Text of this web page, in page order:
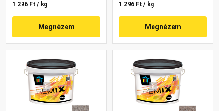
1 296 Ft / kg
Megnézem
1 296 Ft / kg
Megnézem